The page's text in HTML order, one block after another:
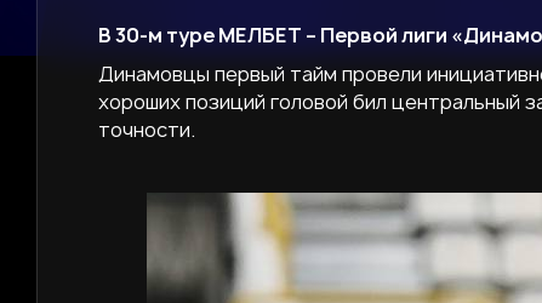
В 30-м туре МЕЛБЕТ – Первой лиги
Динамовцы первый тайм провели
хороших позиций головой бил центральный
точности.